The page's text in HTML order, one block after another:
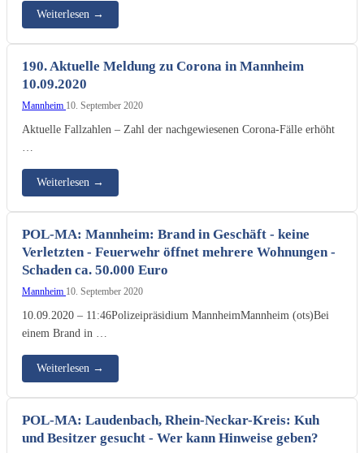
Weiterlesen →
190. Aktuelle Meldung zu Corona in Mannheim
10.09.2020
Mannheim 10. September 2020
Aktuelle Fallzahlen – Zahl der nachgewiesenen Corona-Fälle erhöht
Weiterlesen →
POL-MA: Mannheim: Brand in Geschäft - keine
Verletzten - Feuerwehr öffnet mehrere Wohnungen -
Schaden ca. 50.000 Euro
Mannheim 10. September 2020
10.09.2020 – 11:46Polizeipräsidium MannheimMannheim (ots)Bei
einem Brand in …
Weiterlesen →
POL-MA: Laudenbach, Rhein-Neckar-Kreis: Kuh
und Besitzer gesucht - Wer kann Hinweise geben?